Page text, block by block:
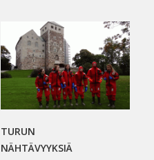
TURUN
NÄHTÄVYYKSIÄ